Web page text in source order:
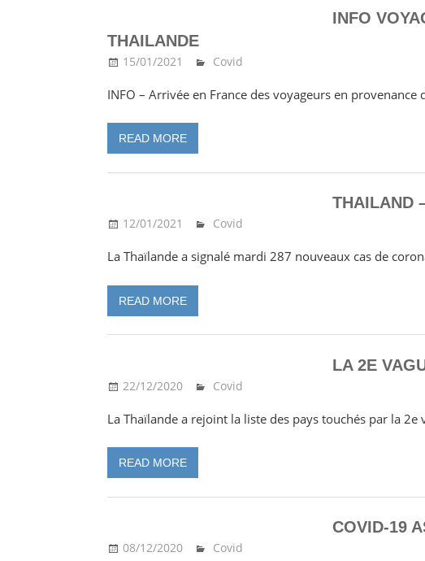
INFO
THAILANDE
15/01/2021 Ma Thailande
Covid
INFO – Arrivée en France des voyageurs en provenance
READ MORE
THAILAND
12/01/2021 Ma Thailande
Covid
La Thaïlande a signalé mardi 287 nouveaux cas de
READ MORE
LA 2E
22/12/2020 Ma Thailande
Covid
La Thaïlande a rejoint la liste des pays touchés par la 2e
READ MORE
COVID-19
08/12/2020 Ma Thailande
Covid